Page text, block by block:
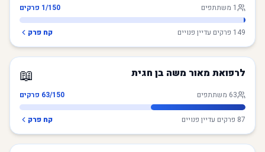
1 משתתפים 1/150 פרקים
149 פרקים עדיין פנויים קח פרק
לרפואת מאור משה בן חגית 📖
63 משתתפים 63/150 פרקים
87 פרקים עדיין פנויים קח פרק